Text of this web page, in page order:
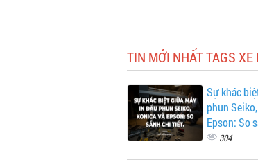
TIN MỚI NHẤT TAGS XE
Sự khác
phun
Epson: So
304